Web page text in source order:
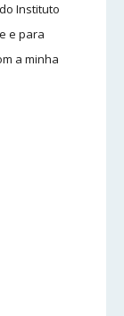
Instituto
e para
a minha